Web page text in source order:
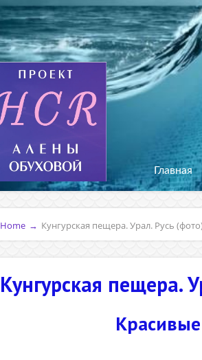
Главная
Home → Кунгурская пещера. Урал. Русь
Кунгурская пещера.